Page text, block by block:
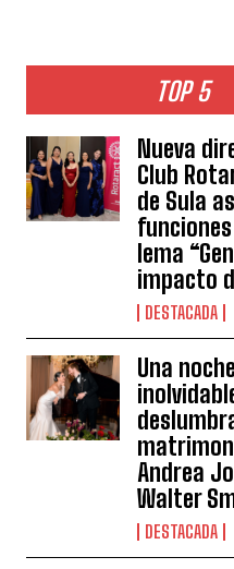
TOP 5
Nueva
Club
de Sula
funciones
lema
impacto
DESTACADA
Una noche
Andrea
Walter
DESTACADA